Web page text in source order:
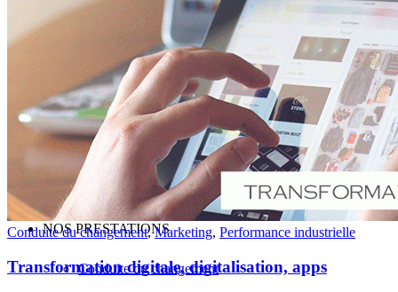
Vision
VOS BESOINS
Conseil en excellence opérationnelle
Conseil en stratégie d’entreprise
Conseil Microsoft Dynamics 365 Business Central
NOS PRESTATIONS
Conduite du changement
Conduite du changement,Marketing, Performance industrielle
Transformation digitale, digitalisation, apps